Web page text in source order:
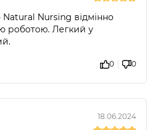
Nursing відмінно
роботою. Легкий у
0 0
18.06.2024